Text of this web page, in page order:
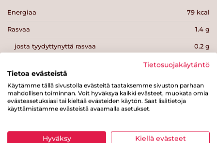
Energiaa 79 kcal
Rasvaa 1.4 g
josta tyydyttynyttä rasvaa 0.2 g
15 g
Kuitua 0.1 g
Proteiinia
Suolaa 0.1 g
Tietosuojakäytäntö
Tietoa evästeistä
Käytämme tällä sivustolla evästeitä taataksemme sivuston parhaan
mahdollisen toiminnan. Voit hyväksyä kaikki evästeet, muokata omia
evästeasetuksiasi tai kieltää evästeiden käytön. Saat lisätietoja
käyttämistämme evästeistä avaamalla asetukset.
Hyväksy Kiellä evästeet